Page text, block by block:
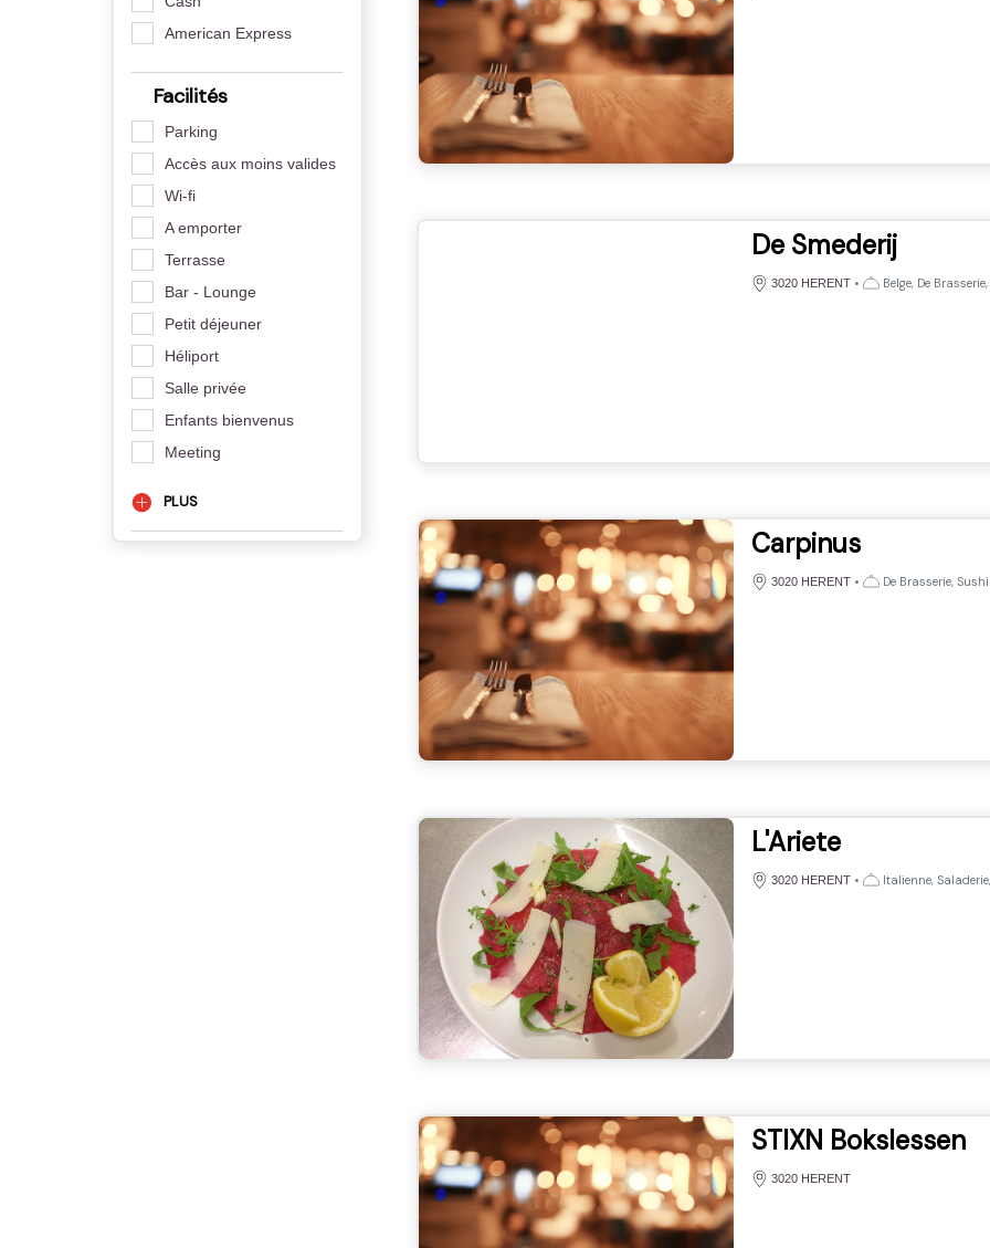
American Express
Facilités
Parking
Accès aux moins valides
Wi-fi
A emporter
Terrasse
Bar - Lounge
Petit déjeuner
Héliport
Salle privée
Enfants bienvenus
Meeting
PLUS
De Smederij
3020 HERENT • Belge, De
Carpinus
3020 HERENT • De Brasserie, Sushi
L'Ariete
3020 HERENT • Italienne,
STIXN Bokslessen
3020 HERENT